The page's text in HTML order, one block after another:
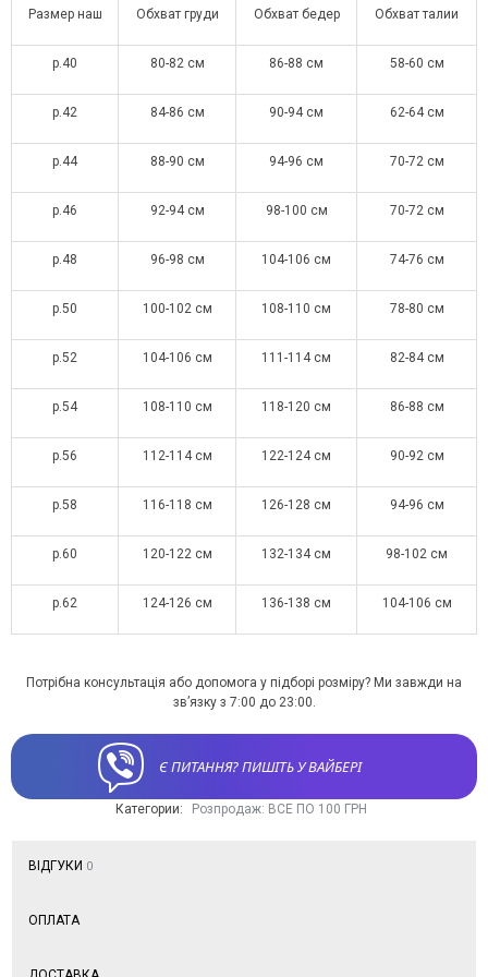
Размер наш Обхват груди Обхват бедер Обхват талии
р.40 80-82 см 86-88 см 58-60 см
р.42 84-86 см 90-94 см 62-64 см
р.44 88-90 см 94-96 см 70-72 см
р.46 92-94 см 98-100 см 70-72 см
р.48 96-98 см 104-106 см 74-76 см
р.50 100-102 см 108-110 см 78-80 см
р.52 104-106 см 111-114 см 82-84 см
р.54 108-110 см 118-120 см 86-88 см
р.56 112-114 см 122-124 см 90-92 см
р.58 116-118 см 126-128 см 94-96 см
р.60 120-122 см 132-134 см 98-102 см
р.62 124-126 см 136-138 см 104-106 см
Потрібна консультація або допомога у підборі розміру? Ми завжди на
зв’язку з 7:00 до 23:00.
Є ПИТАННЯ? ПИШІТЬ У ВАЙБЕРІ
Категории: Розпродаж: ВСЕ ПО 100 ГРН
ВІДГУКИ 0
ОПЛАТА